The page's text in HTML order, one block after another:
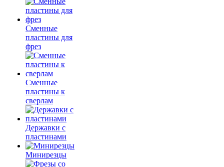
Сменные
пластины для
фрез
Сменные
пластины к
сверлам
Державки с
пластинами
Минирезцы